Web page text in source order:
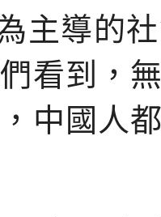
主導的
看到，
中國人